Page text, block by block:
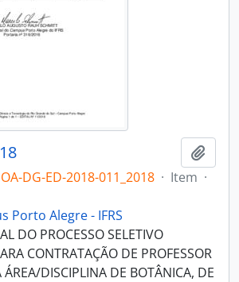
DG-ED-2018-011_2018 · Item ·
Porto Alegre - IFRS
DO PROCESSO SELETIVO
CONTRATAÇÃO DE PROFESSOR
DISCIPLINA DE BOTÂNICA, DE